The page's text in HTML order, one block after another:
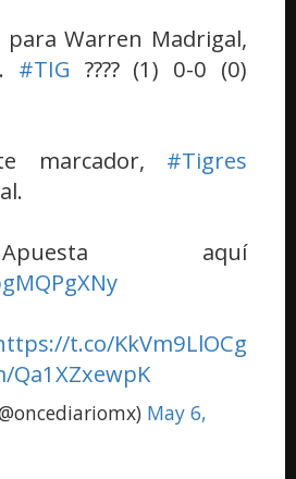
para Warren Madrigal,
. #TIG ???? (1) 0-0 (0)
marcador, #Tigres
aquí
t.co/KkVm9LlOCg
May 6,